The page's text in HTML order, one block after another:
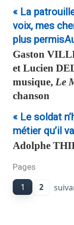
« La
voix, mes
plus
Gaston
etLucien
musique, Le
chanson
« Le soldat
métier qu’il
Adolphe
Pages
1 2